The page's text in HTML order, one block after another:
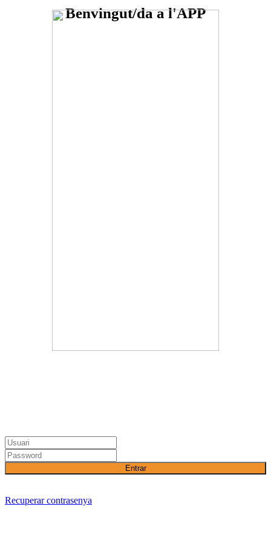
Benvingut/da a l'APP
Entrar
Recuperar contrasenya